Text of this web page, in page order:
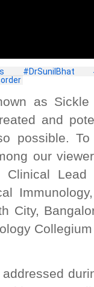
#DrSunilBhat
as
and
possible.
our
Lead
City,